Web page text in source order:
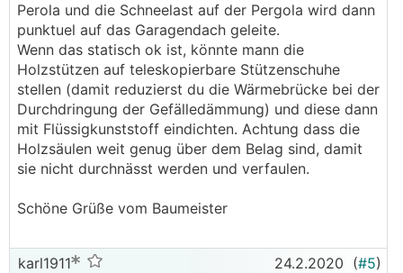
Perola und die Schneelast auf der Pergola wird dann
punktuel auf das Garagendach geleite.
Wenn das statisch ok ist, könnte mann die
Holzstützen auf teleskopierbare Stützenschuhe
stellen (damit reduzierst du die Wärmebrücke bei der
Durchdringung der Gefälledämmung) und diese dann
mit Flüssigkunststoff eindichten. Achtung dass die
Holzsäulen weit genug über dem Belag sind, damit
sie nicht durchnässt werden und verfaulen.
Schöne Grüße vom Baumeister
karl1911 24.2.2020 (#5)